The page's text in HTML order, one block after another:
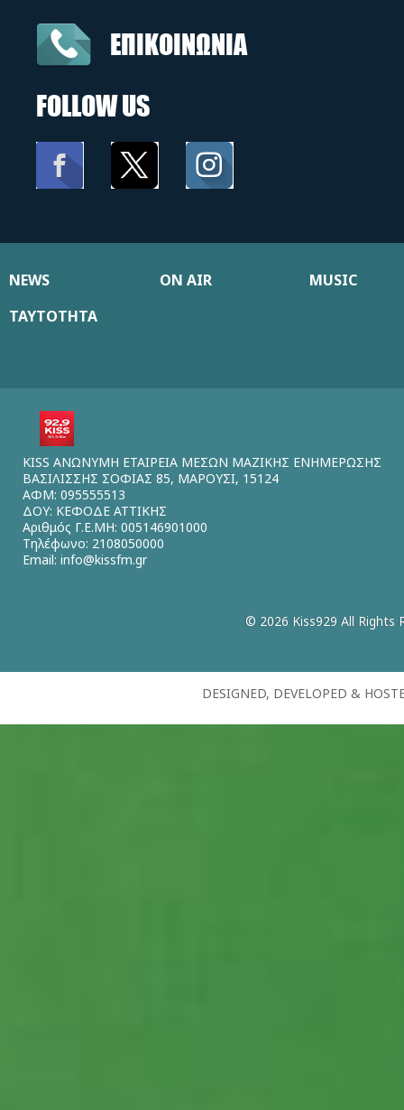
ΕΠΙΚΟΙΝΩΝΙΑ
FOLLOW US
NEWS ON AIR
MUSIC
ΤΑΥΤΟΤΗΤΑ
KISS ΑΝΩΝΥΜΗ ΕΤΑΙΡΕΙΑ ΜΕΣΩΝ ΜΑΖΙΚΗΣ ΕΝΗΜΕΡΩΣΗΣ
ΒΑΣΙΛΙΣΣΗΣ ΣΟΦΙΑΣ 85, ΜΑΡΟΥΣΙ, 15124
ΑΦΜ: 095555513
ΔΟΥ: ΚΕΦΟΔΕ ΑΤΤΙΚΗΣ
Αριθμός Γ.Ε.ΜΗ: 005146901000
Τηλέφωνο: 2108050000
Email: info@kissfm.gr
© 2026 Kiss929 All Rights
DESIGNED, DEVELOPED &